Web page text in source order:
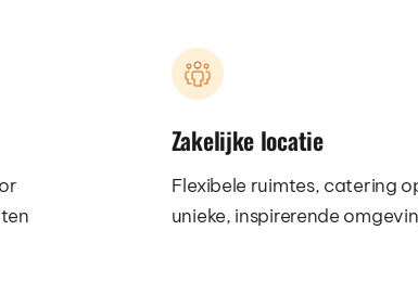
Zakelijke locatie
Flexibele ruimtes, catering
unieke, inspirerende